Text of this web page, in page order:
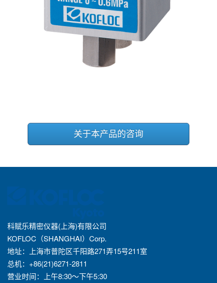
关于本产品的咨询
科赋乐精密仪器(上海)有限公司
KOFLOC（SHANGHAI）Corp.
地址：上海市普陀区千阳路271弄15号211室
总机：+86(21)6271-2811
营业时间：上午8:30～下午5:30